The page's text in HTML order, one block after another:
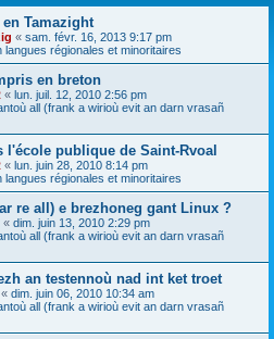
Tamazight
« sam. févr. 16, 2013 9:17 pm
langues régionales et minoritaires
en breton
« lun. juil. 12, 2010 2:56 pm
all (frank a wirioù evit an darn vrasañ
l'école publique de Saint-Rvoal
« lun. juin 28, 2010 8:14 pm
langues régionales et minoritaires
re all) e brezhoneg gant Linux ?
« dim. juin 13, 2010 2:29 pm
all (frank a wirioù evit an darn vrasañ
an testennoù nad int ket troet
« dim. juin 06, 2010 10:34 am
all (frank a wirioù evit an darn vrasañ